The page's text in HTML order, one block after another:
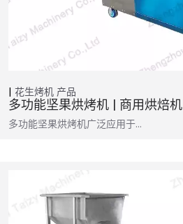
花生烤机 产品
多功能坚果烘烤机 | 商用烘焙机
多功能坚果烘烤机广泛应用于…